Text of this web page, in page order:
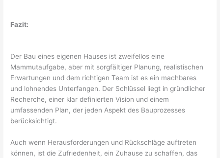
Fazit:
Der Bau eines eigenen Hauses ist zweifellos eine
Mammutaufgabe, aber mit sorgfältiger Planung, realistischen
Erwartungen und dem richtigen Team ist es ein machbares
und lohnendes Unterfangen. Der Schlüssel liegt in gründlicher
Recherche, einer klar definierten Vision und einem
umfassenden Plan, der jeden Aspekt des Bauprozesses
berücksichtigt.
Auch wenn Herausforderungen und Rückschläge auftreten
können, ist die Zufriedenheit, ein Zuhause zu schaffen, das